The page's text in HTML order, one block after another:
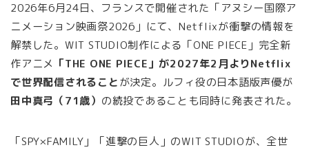
2026年6月24日、フランスで開催された「アヌシー国際ア
ニメーション映画祭2026」にて、Netflixが衝撃の情報を
解禁した。WIT STUDIO制作による「ONE PIECE」完全新
作アニメ 「THE ONE PIECE」が2027年2月よりNetflix
で世界配信されることが決定。ルフィ役の日本語版声優が
田中真弓（71歳） の続投であることも同時に発表された。
「SPY×FAMILY」「進撃の巨人」のWIT STUDIOが、全世